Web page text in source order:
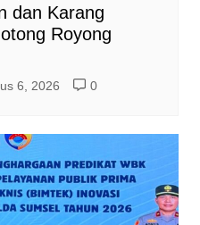
dan Karang
Royong
6, 2026 0